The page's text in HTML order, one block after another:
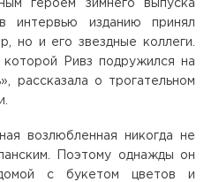
героем зимнего выпуска
интервью изданию принял
но и его звездные коллеги.
Ривз подружился на
рассказала о трогательном
возлюбленная никогда не
Поэтому однажды он
с букетом цветов и